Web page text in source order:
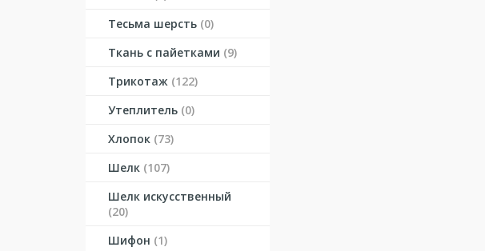
Тесьма шерсть (0)
Ткань с пайетками (9)
Трикотаж (122)
Утеплитель (0)
Хлопок (73)
Шелк (107)
Шелк искусственный
(20)
Шифон (1)